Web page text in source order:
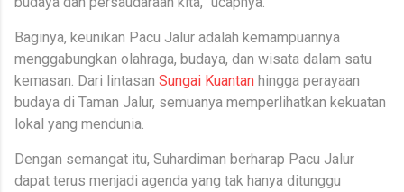
Baginya, keunikan Pacu Jalur adalah kemampuannya
menggabungkan olahraga, budaya, dan wisata dalam satu
kemasan. Dari lintasan Sungai Kuantan hingga perayaan
budaya di Taman Jalur, semuanya memperlihatkan kekuatan
lokal yang mendunia.
Dengan semangat itu, Suhardiman berharap Pacu Jalur
dapat terus menjadi agenda yang tak hanya ditunggu